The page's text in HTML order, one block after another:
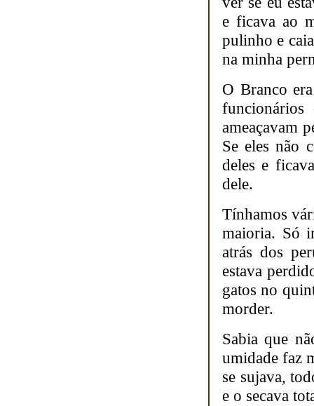
e ficava ao
pulinho e
na minha
O Branco
ameaçavam
Se eles não
deles e
dele.
Tínhamos
maioria. Só
atrás dos
estava
gatos no
morder.
Sabia que
umidade faz
se sujava,
e o secava